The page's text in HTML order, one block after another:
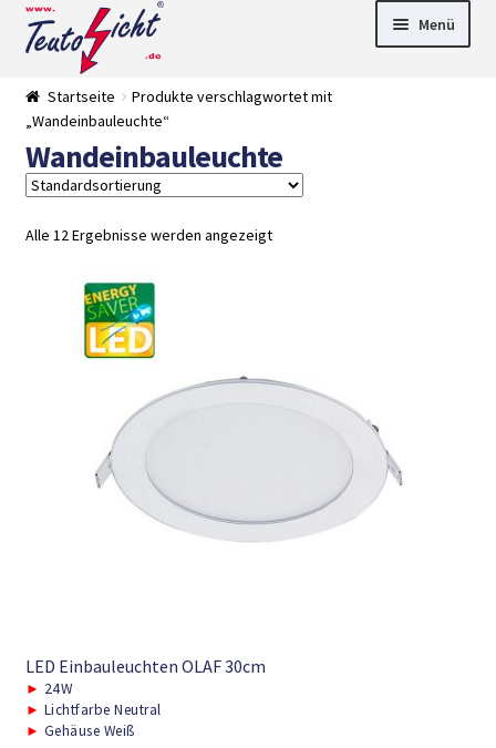
Zur
Navigation
springen
Springe
zum
Menü
Startseite
Produkte verschlagwortet mit
„Wandeinbauleuchte“
Wandeinbauleuchte
Alle 12 Ergebnisse werden angezeigt
LED Einbauleuchten OLAF 30cm
► 24W
► Lichtfarbe Neutral
► Gehäuse Weiß